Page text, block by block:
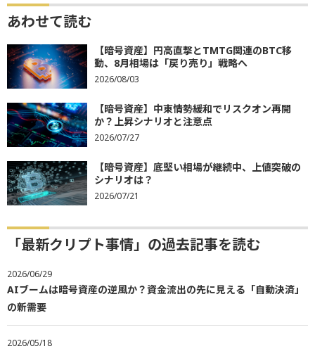
あわせて読む
【暗号資産】円高直撃とTMTG関連のBTC移
動、8月相場は「戻り売り」戦略へ
2026/08/03
【暗号資産】中東情勢緩和でリスクオン再開
か？上昇シナリオと注意点
2026/07/27
【暗号資産】底堅い相場が継続中、上値突破の
シナリオは？
2026/07/21
「最新クリプト事情」の過去記事を読む
2026/06/29
AIブームは暗号資産の逆風か？資金流出の先に見える「自動決済」
の新需要
2026/05/18